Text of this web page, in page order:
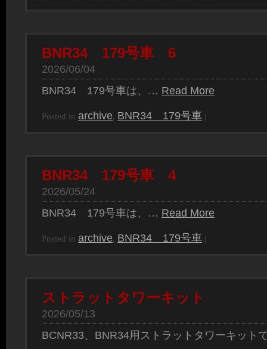
BNR34 179号車 6
2026/06/04
BNR34 179号車は、… Read More
Posted in archive, BNR34 179号車 |
BNR34 179号車 4
2026/05/24
BNR34 179号車は、… Read More
Posted in archive, BNR34 179号車 |
ストラットタワーキット
2026/05/13
BCNR33、BNR34用ストラットタワーキッ